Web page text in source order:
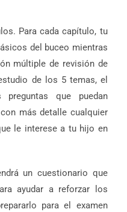
Para cada capítulo, tu
del buceo mientras
múltiple de revisión de
de los 5 temas, el
que puedan
más detalle cualquier
le interese a tu hijo en
un cuestionario que
ayudar a reforzar los
para el examen